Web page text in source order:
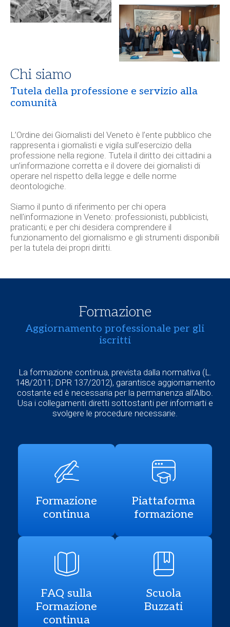
Chi siamo
Tutela della professione e servizio alla
comunità
L’Ordine dei Giornalisti del Veneto è l’ente pubblico che
rappresenta i giornalisti e vigila sull’esercizio della
professione nella regione. Tutela il diritto dei cittadini a
un’informazione corretta e il dovere dei giornalisti di
operare nel rispetto della legge e delle norme
deontologiche.
Siamo il punto di riferimento per chi opera
nell'informazione in Veneto: professionisti, pubblicisti,
praticanti; e per chi desidera comprendere il
funzionamento del giornalismo e gli strumenti disponibili
per la tutela dei propri diritti.
Formazione
Aggiornamento professionale per gli
iscritti
La formazione continua, prevista dalla normativa (L.
148/2011; DPR 137/2012), garantisce aggiornamento
costante ed è necessaria per la permanenza all’Albo.
Usa i collegamenti diretti sottostanti per informarti e
svolgere le procedure necessarie.
Formazione
continua
Piattaforma
formazione
FAQ sulla
Formazione
continua
Scuola
Buzzati